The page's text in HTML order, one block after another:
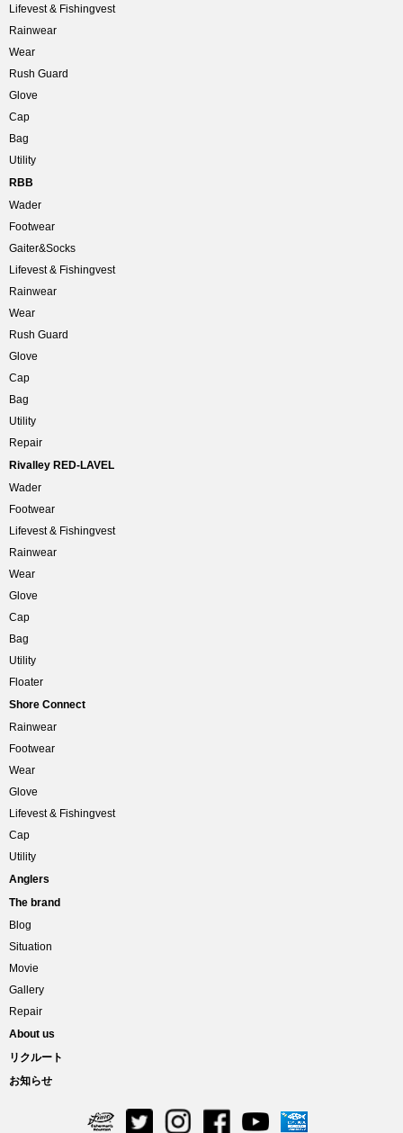
Lifevest & Fishingvest
Rainwear
Wear
Rush Guard
Glove
Cap
Bag
Utility
RBB
Wader
Footwear
Gaiter&Socks
Lifevest & Fishingvest
Rainwear
Wear
Rush Guard
Glove
Cap
Bag
Utility
Repair
Rivalley RED-LAVEL
Wader
Footwear
Lifevest & Fishingvest
Rainwear
Wear
Glove
Cap
Bag
Utility
Floater
Shore Connect
Rainwear
Footwear
Wear
Glove
Lifevest & Fishingvest
Cap
Utility
Anglers
The brand
Blog
Situation
Movie
Gallery
Repair
About us
リクルート
お知らせ